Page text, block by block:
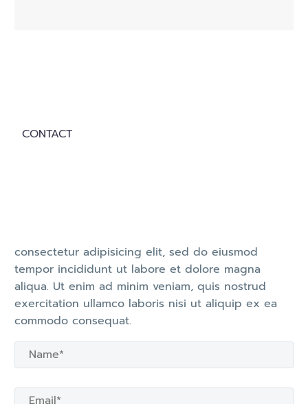
CONTACT
consectetur adipisicing elit, sed do eiusmod
tempor incididunt ut labore et dolore magna
aliqua. Ut enim ad minim veniam, quis nostrud
exercitation ullamco laboris nisi ut aliquip ex ea
commodo consequat.